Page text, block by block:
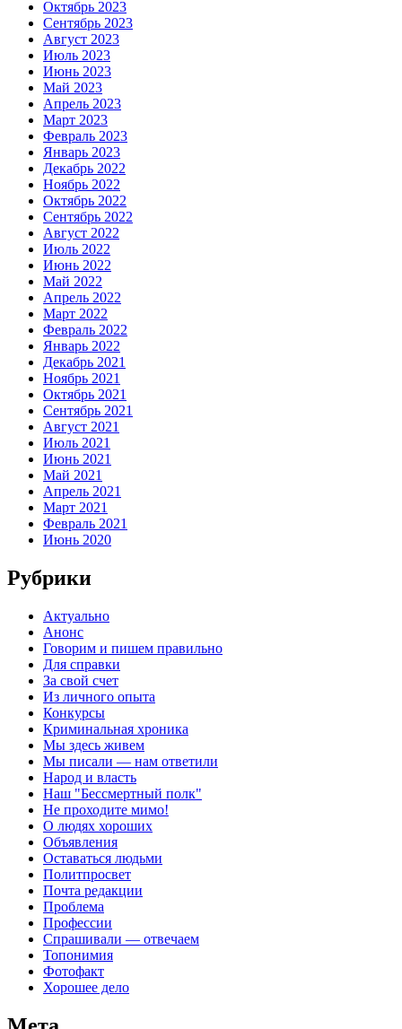
Октябрь 2023
Сентябрь 2023
Август 2023
Июль 2023
Июнь 2023
Май 2023
Апрель 2023
Март 2023
Февраль 2023
Январь 2023
Декабрь 2022
Ноябрь 2022
Октябрь 2022
Сентябрь 2022
Август 2022
Июль 2022
Июнь 2022
Май 2022
Апрель 2022
Март 2022
Февраль 2022
Январь 2022
Декабрь 2021
Ноябрь 2021
Октябрь 2021
Сентябрь 2021
Август 2021
Июль 2021
Июнь 2021
Май 2021
Апрель 2021
Март 2021
Февраль 2021
Июнь 2020
Рубрики
Актуально
Анонс
Говорим и пишем правильно
Для справки
За свой счет
Из личного опыта
Конкурсы
Криминальная хроника
Мы здесь живем
Мы писали — нам ответили
Народ и власть
Наш "Бессмертный полк"
Не проходите мимо!
О людях хороших
Объявления
Оставаться людьми
Политпросвет
Почта редакции
Проблема
Профессии
Спрашивали — отвечаем
Топонимия
Фотофакт
Хорошее дело